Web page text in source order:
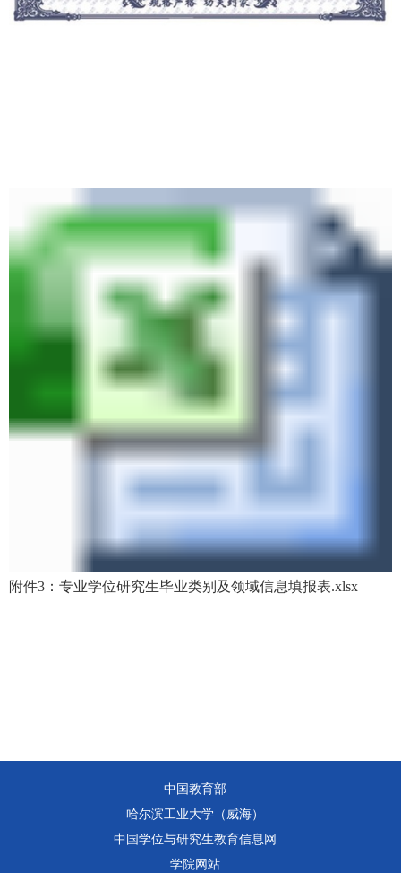
附件3：专业学位研究生毕业类别及领域信息填报表.xlsx
中国教育部
哈尔滨工业大学（威海）
中国学位与研究生教育信息网
学院网站